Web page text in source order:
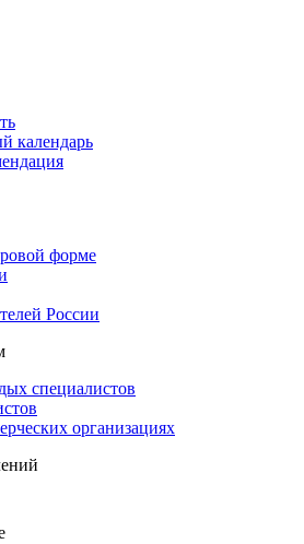
календарь
форме
России
специалистов
организациях